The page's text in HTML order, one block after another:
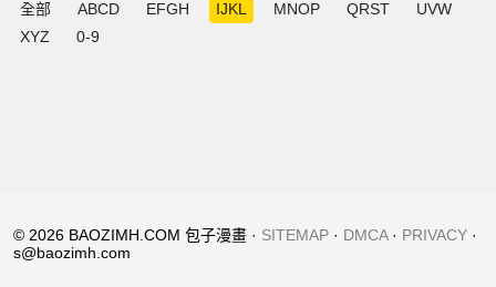
全部 ABCD EFGH IJKL MNOP QRST
UVW
XYZ
0-9
© 2026 BAOZIMH.COM 包子漫畫 · SITEMAP · DMCA· PRIVACY ·
s@baozimh.com